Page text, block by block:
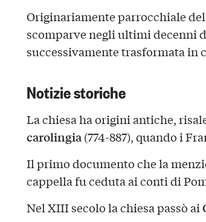
Originariamente parrocchiale
scomparve negli ultimi decenni
successivamente trasformata in
Notizie storiche
La chiesa ha origini antiche,
carolingia(774-887), quando i
Il primo documento che la
cappella fu ceduta ai conti di
Nel XIII secolo la chiesa passò ai